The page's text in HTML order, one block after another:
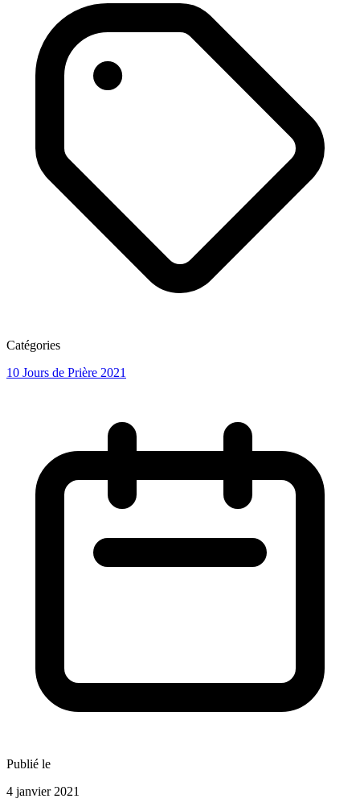
Catégories
10 Jours de Prière 2021
Publié le
4 janvier 2021